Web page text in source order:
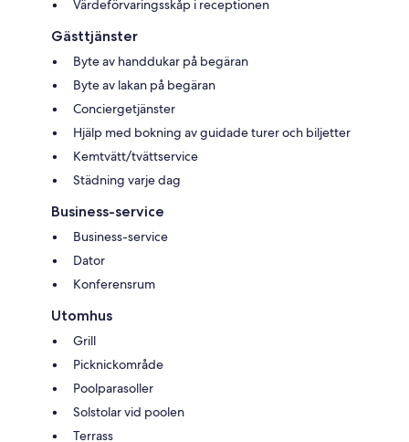
Värdeförvaringsskåp i receptionen
Gästtjänster
Byte av handdukar på begäran
Byte av lakan på begäran
Conciergetjänster
Hjälp med bokning av guidade turer och biljetter
Kemtvätt/tvättservice
Städning varje dag
Business-service
Business-service
Dator
Konferensrum
Utomhus
Grill
Picknickområde
Poolparasoller
Solstolar vid poolen
Terrass